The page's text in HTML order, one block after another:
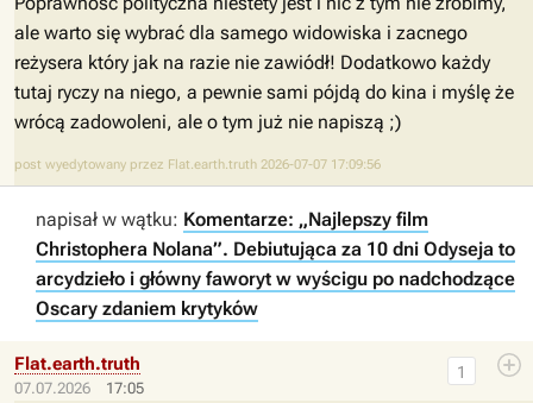
ale warto się wybrać dla samego widowiska i zacnego
reżysera który jak na razie nie zawiódł! Dodatkowo każdy
tutaj ryczy na niego, a pewnie sami pójdą do kina i myślę że
wrócą zadowoleni, ale o tym już nie napiszą ;)
post wyedytowany przez Flat.earth.truth 2026-07-07 17:09:56
napisał w wątku: Komentarze: „Najlepszy film
Christophera Nolana”. Debiutująca za 10 dni Odyseja to
arcydzieło i główny faworyt w wyścigu po nadchodzące
Oscary zdaniem krytyków
07.07.2026 17:05
1
Flat.earth.truth